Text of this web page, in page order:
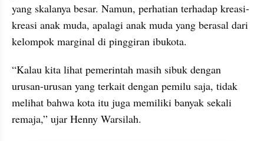
yang skalanya besar. Namun, perhatian terhadap kreasi-
kreasi anak muda, apalagi anak muda yang berasal dari
kelompok marginal di pinggiran ibukota.
“Kalau kita lihat pemerintah masih sibuk dengan
urusan-urusan yang terkait dengan pemilu saja, tidak
melihat bahwa kota itu juga memiliki banyak sekali
remaja,” ujar Henny Warsilah.